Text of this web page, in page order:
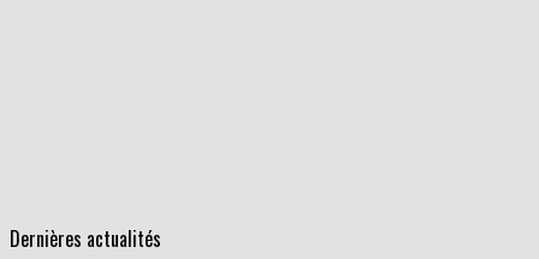
Dernières actualités